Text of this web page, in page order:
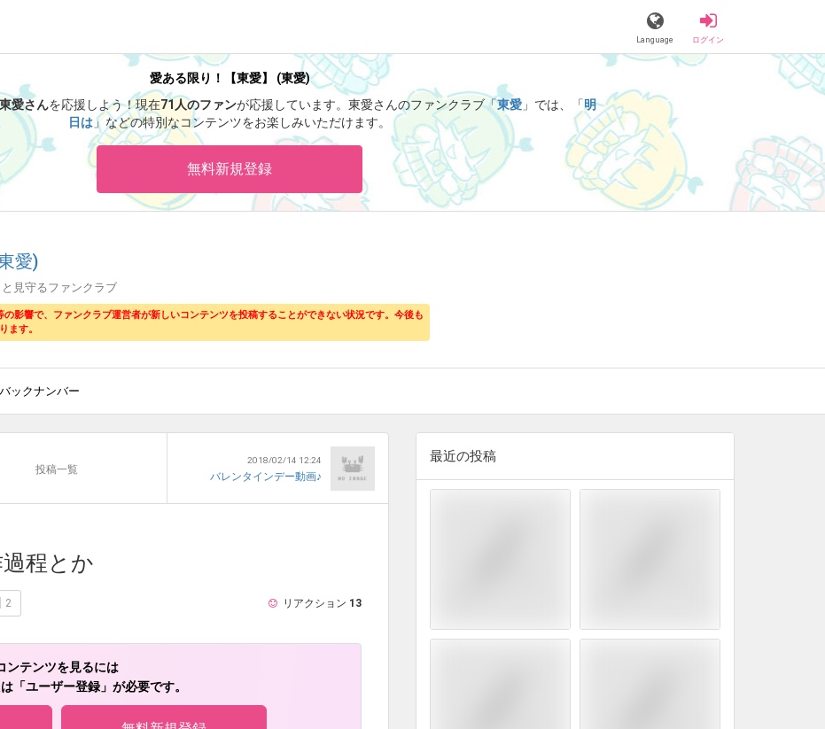
Language ログイン
愛ある限り！【東愛】 (東愛)
東愛さんを応援しよう！現在71人のファンが応援しています。 東愛さんのファンクラブ「東愛 」では、「明
日は」などの特別なコンテンツをお楽しみいただけます。
無料新規登録
愛)
見守るファンクラブ
の影響で、ファンクラブ運営者が新しいコンテンツを投稿することができない状況です。今後も
ます。
バックナンバー
投稿一覧
2018/02/14 12:24
バレンタインデー動画♪
程とか
2 リアクション 13
ンテンツを見るには
「ユーザー登録」が必要です。
最近の投稿